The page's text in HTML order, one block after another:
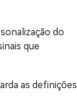
do
que
as definições